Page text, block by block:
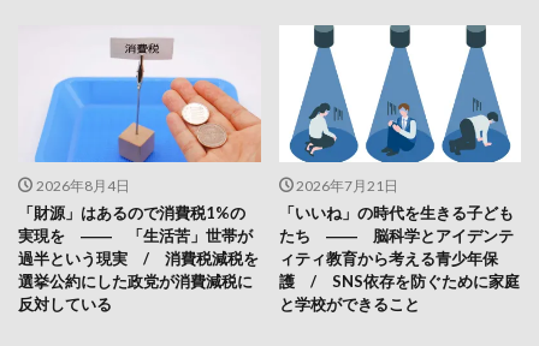
2026年8月4日
「財源」はあるので消費税1%の
実現を ―― 「生活苦」世帯が
過半という現実 / 消費税減税を
選挙公約にした政党が消費減税に
反対している
2026年7月21日
「いいね」の時代を生きる子ども
たち ―― 脳科学とアイデンテ
ィティ教育から考える青少年保
護 / SNS依存を防ぐために家庭
と学校ができること